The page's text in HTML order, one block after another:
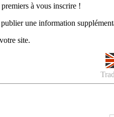
à vous inscrire !
une information
site.